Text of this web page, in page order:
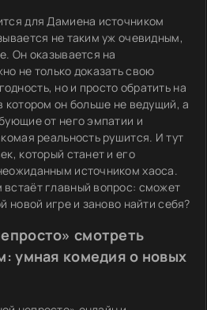
для Дамиена источником
не таким уж очевидным,
Он оказывается на
не только доказать свою
но и просто обратить на
котором он больше не ведущий, а
от него эмпатии и
реальность рушится. И тут
который станет и его
источником хаоса.
главный вопрос: сможет
новой игре и заново найти себя?
смотреть
умная комедия о новых